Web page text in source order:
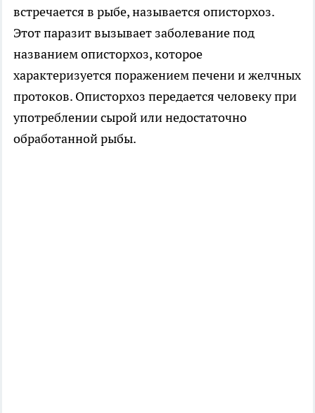
встречается в рыбе, называется описторхоз.
Этот паразит вызывает заболевание под
названием описторхоз, которое
характеризуется поражением печени и желчных
протоков. Описторхоз передается человеку при
употреблении сырой или недостаточно
обработанной рыбы.